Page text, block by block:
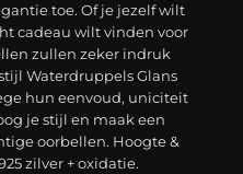
toe. Of je jezelf wilt
cadeau wilt vinden voor
zullen zeker indruk
Waterdruppels Glans
hun eenvoud, uniciteit
je stijl en maak een
oorbellen. Hoogte &
zilver + oxidatie.